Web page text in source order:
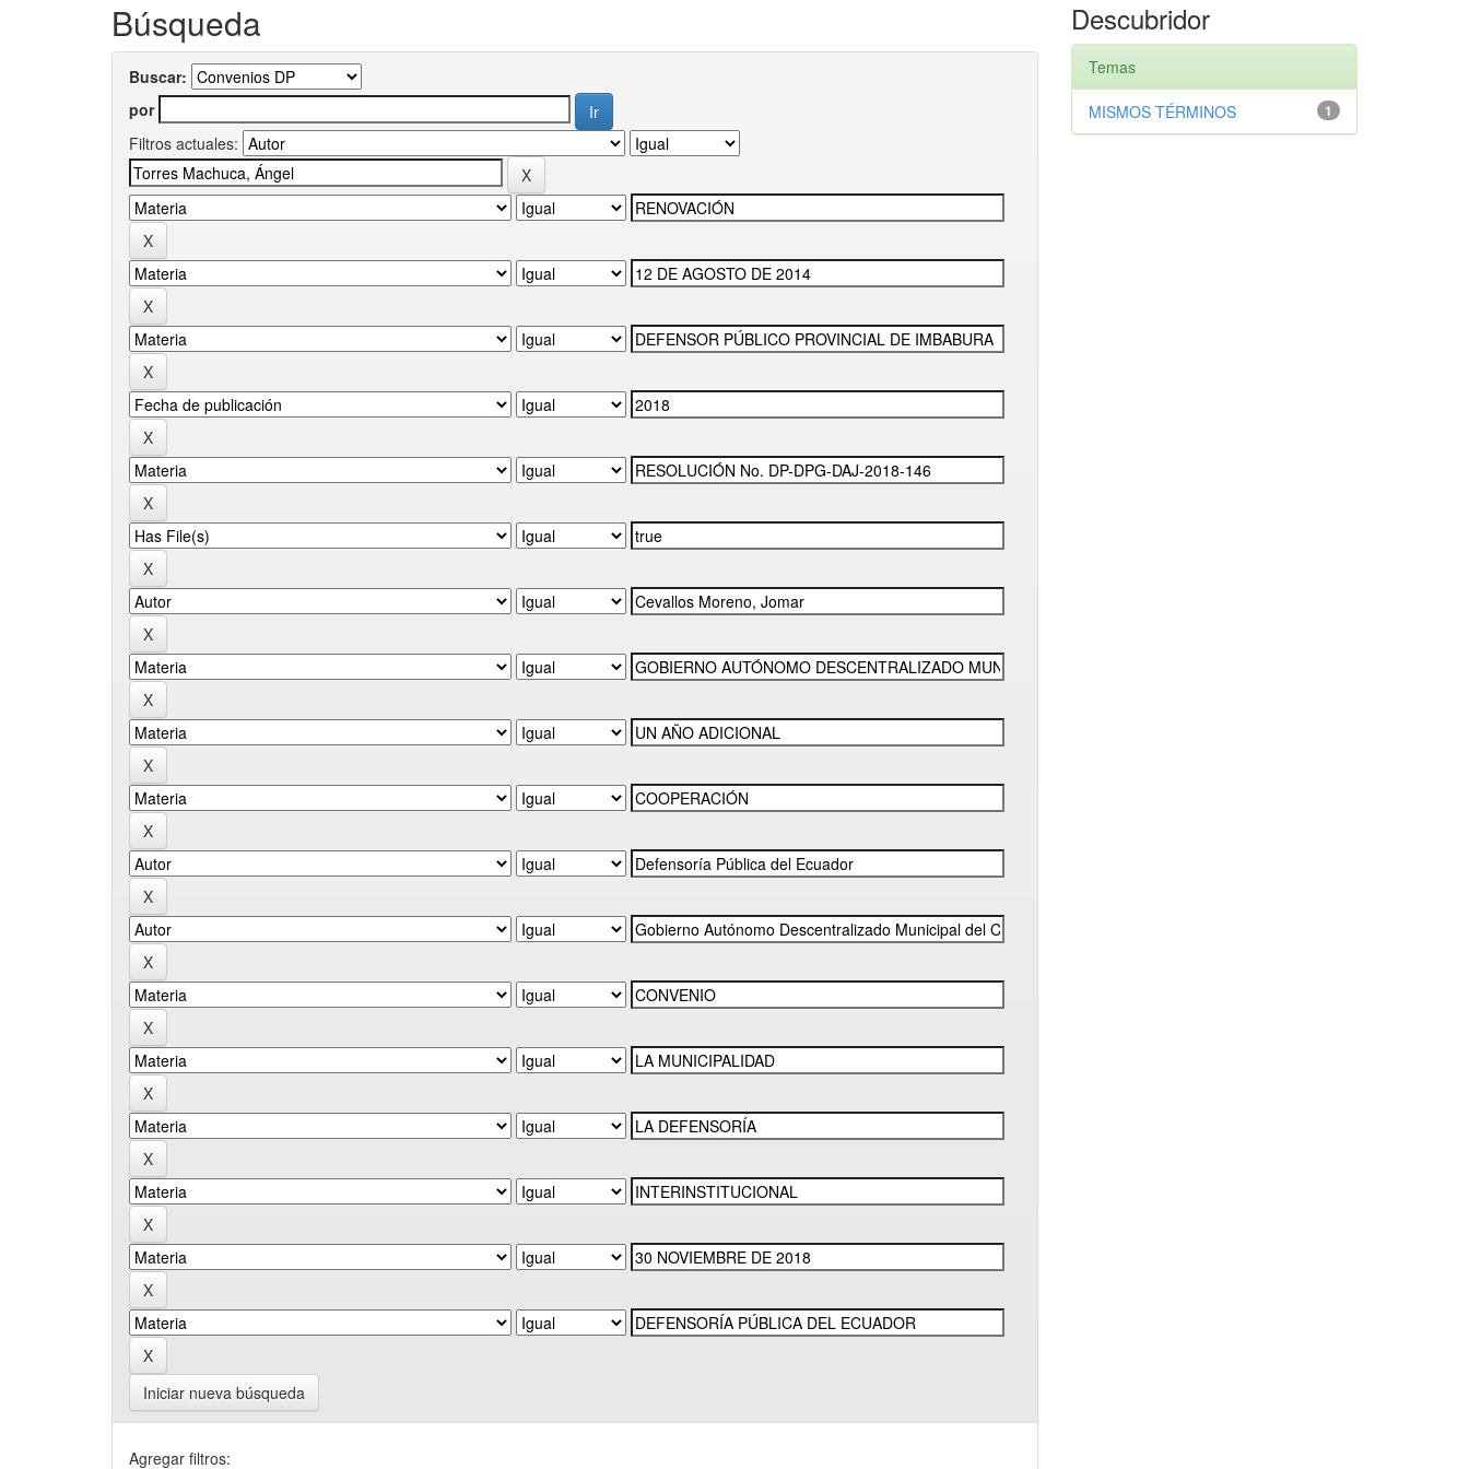
Búsqueda
Buscar:
por
Filtros actuales:
Iniciar nueva búsqueda
Agregar filtros:
Descubridor
Temas
1
MISMOS TÉRMINOS